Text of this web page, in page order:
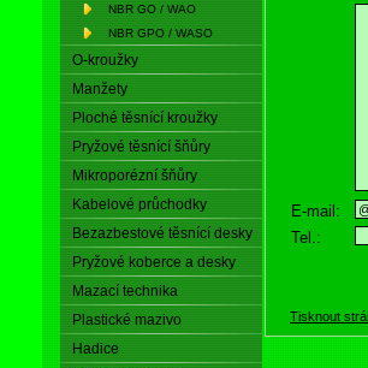
NBR GO / WAO
NBR GPO / WASO
O-kroužky
Manžety
Ploché těsnící kroužky
Pryžové těsnící šňůry
Mikroporézní šňůry
Kabelové průchodky
Bezazbestové těsnící desky
Pryžové koberce a desky
Mazací technika
Plastické mazivo
Hadice
E-mail:
Tel.:
Tisknout